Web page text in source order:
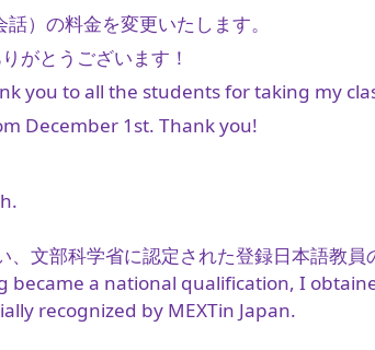
）の料金を変更いたします。
がとうございます！
you to all the students for taking my
December 1st. Thank you!
文部科学省に認定された登録日本語教員
became a national qualification, I
recognized by MEXTin Japan.